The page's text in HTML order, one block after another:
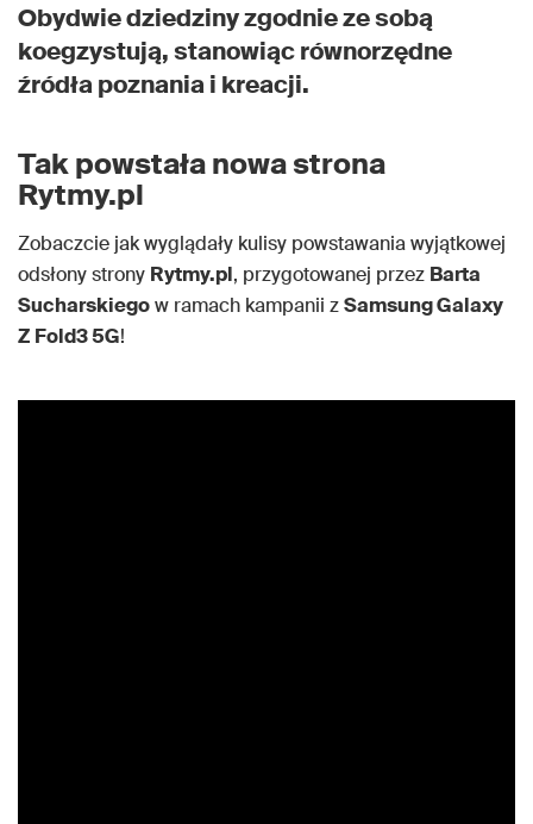
Obydwie dziedziny zgodnie ze sobą
koegzystują, stanowiąc równorzędne
źródła poznania i kreacji.
Tak powstała nowa strona
Rytmy.pl
Zobaczcie jak wyglądały kulisy powstawania wyjątkowej
odsłony strony Rytmy.pl, przygotowanej przez Barta
Sucharskiegow ramach kampanii zSamsung Galaxy
Z Fold3 5G!